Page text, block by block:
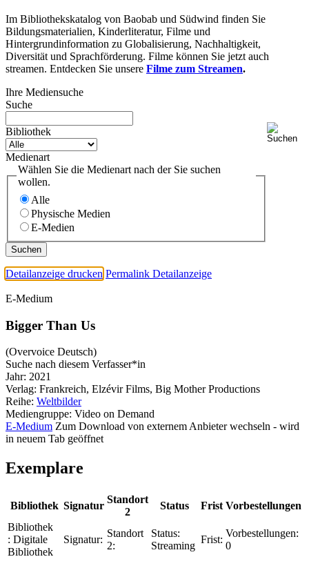
Im Bibliothekskatalog von Baobab und Südwind finden Sie
Bildungsmaterialien, Kinderliteratur, Filme und
Hintergrundinformation zu Globalisierung, Nachhaltigkeit,
Diversität und Sprachförderung. Filme können Sie jetzt auch
streamen. Entdecken Sie unsere Filme zum Streamen.
Ihre Mediensuche
Suche
Bibliothek
Medienart
Wählen Sie die Medienart nach der Sie suchen
wollen.
Alle
Physische Medien
E-Medien
Detailanzeige drucken Permalink Detailanzeige
E-Medium
Bigger Than Us
(Overvoice Deutsch)
Suche nach diesem Verfasser*in
Jahr: 2021
Verlag: Frankreich, Elzévir Films, Big Mother Productions
Reihe: Weltbilder
Mediengruppe: Video on Demand
E-Medium Zum Download von externem Anbieter wechseln - wird
in neuem Tab geöffnet
Exemplare
Bibliothek Signatur
Standort
2
Status Frist Vorbestellungen
Bibliothek
: Digitale
Bibliothek
Signatur:
Standort
2:
Status:
Streaming
Frist:
Vorbestellungen:
0